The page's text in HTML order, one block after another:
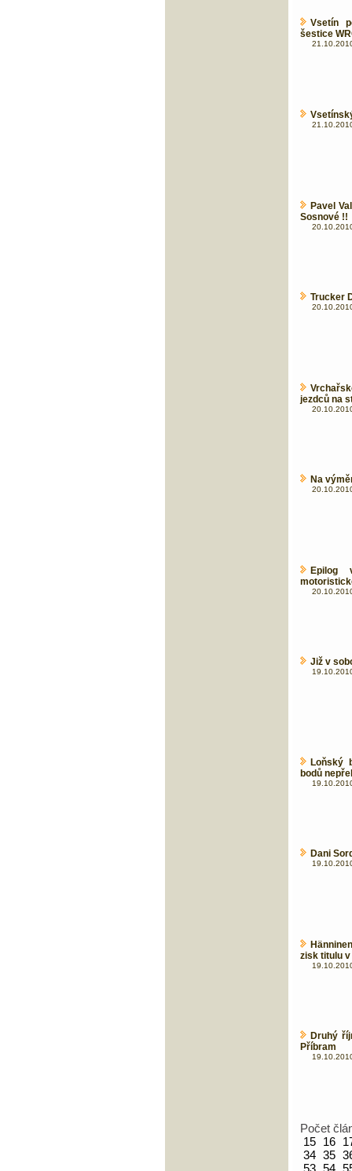
Vsetín
šestice
Pavel
Sosnové !!
Trucker
jezdců na
Na
Epilog
Již v
Loňský
bodů
Dani
zisk titulu v
Druhý
Příbram
Počet
15 16
34 35
53 54